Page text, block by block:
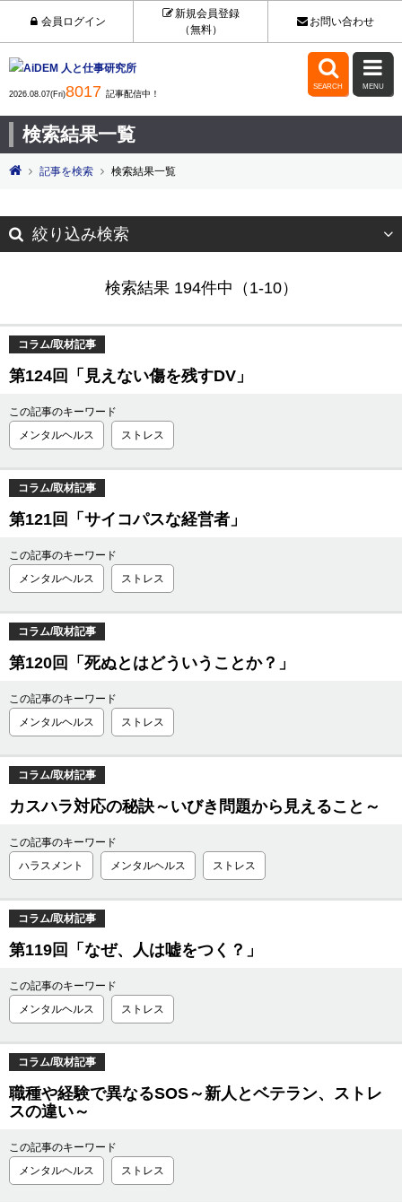
会員ログイン
新規会員登録
（無料）
お問い合わせ
2026.08.07(Fri)8017 記事配信中！

SEARCH

MENU
検索結果一覧
記事を検索 検索結果一覧
絞り込み検索
検索結果 194件中（1-10）
コラム/取材記事
第124回「見えない傷を残すDV」
この記事のキーワード
メンタルヘルス
ストレス
コラム/取材記事
第121回「サイコパスな経営者」
この記事のキーワード
メンタルヘルス
ストレス
コラム/取材記事
第120回「死ぬとはどういうことか？」
この記事のキーワード
メンタルヘルス
ストレス
コラム/取材記事
カスハラ対応の秘訣～いびき問題から見えること～
この記事のキーワード
ハラスメント
メンタルヘルス ストレス
コラム/取材記事
第119回「なぜ、人は嘘をつく？」
この記事のキーワード
メンタルヘルス
ストレス
コラム/取材記事
職種や経験で異なるSOS～新人とベテラン、ストレ
スの違い～
この記事のキーワード
メンタルヘルス
ストレス